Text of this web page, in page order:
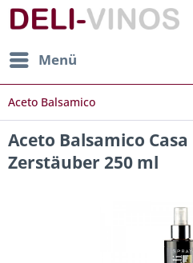
Menü
Aceto Balsamico
Aceto Balsamico
Zerstäuber 250 ml